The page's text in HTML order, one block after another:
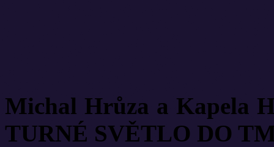
Michal Hrůza a Kapela
TURNÉ SVĚTLO DO